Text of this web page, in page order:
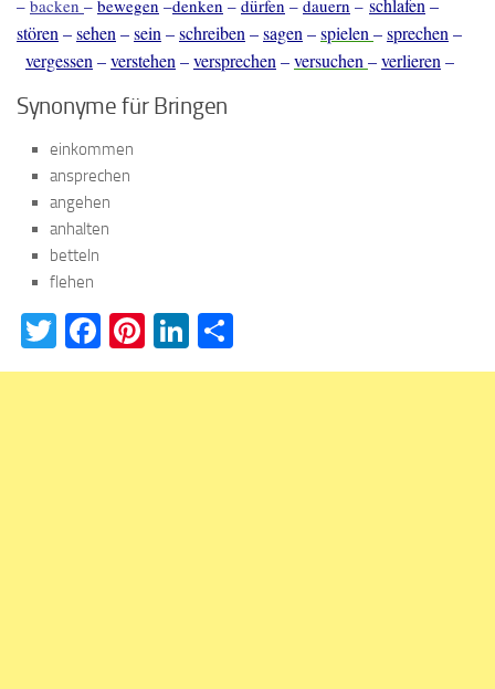
– backen – bewegen –denken – dürfen – dauern – schlafen–
stören–sehen–sein–schreiben–sagen–spielen–sprechen–
vergessen–verstehen–versprechen–versuchen–verlieren–
Synonyme für Bringen
einkommen
ansprechen
angehen
anhalten
betteln
flehen
Twitter
Facebook
Pinterest
LinkedIn